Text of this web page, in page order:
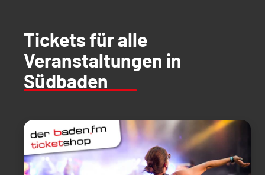
Tickets für alle
Veranstaltungen in
Südbaden